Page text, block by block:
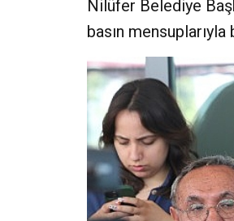
Nilüfer Belediye
basın